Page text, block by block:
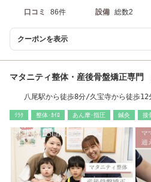
口コミ 86件 設備 総数2
クーポンを表示
マタニティ整体・産後骨盤矯正専
八尾駅から徒歩8分/久宝寺から徒歩12
ﾘﾗｸ 整体･ｶｲﾛ あん摩･指圧 鍼灸 接